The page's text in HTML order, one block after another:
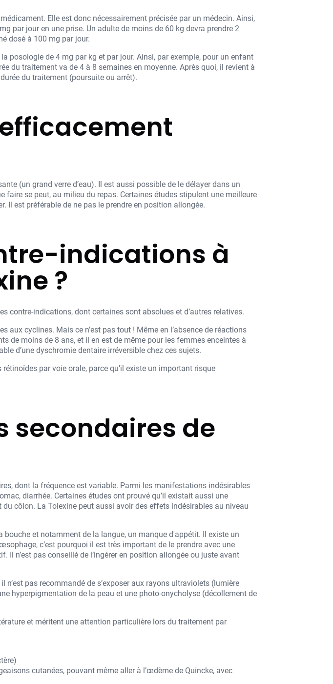
Elle est donc nécessairement précisée par un médecin. Ainsi,
par jour en une prise. Un adulte de moins de 60 kg devra prendre 2
dosé à 100 mg par jour.
posologie de 4 mg par kg et par jour. Ainsi, par exemple, pour un enfant
du traitement va de 4 à 8 semaines en moyenne. Après quoi, il revient à
du traitement (poursuite ou arrêt).
(un grand verre d’eau). Il est aussi possible de le délayer dans un
se peut, au milieu du repas. Certaines études stipulent une meilleure
Il est préférable de ne pas le prendre en position allongée.
indications à
?
contre-indications, dont certaines sont absolues et d’autres relatives.
aux cyclines. Mais ce n’est pas tout ! Même en l’absence de réactions
de moins de 8 ans, et il en est de même pour les femmes enceintes à
d’une dyschromie dentaire irréversible chez ces sujets.
par voie orale, parce qu’il existe un important risque
secondaires de
dont la fréquence est variable. Parmi les manifestations indésirables
diarrhée. Certaines études ont prouvé qu’il existait aussi une
côlon. La Tolexine peut aussi avoir des effets indésirables au niveau
et notamment de la langue, un manque d'appétit. Il existe un
c’est pourquoi il est très important de le prendre avec une
n’est pas conseillé de l’ingérer en position allongée ou juste avant
pas recommandé de s’exposer aux rayons ultraviolets (lumière
hyperpigmentation de la peau et une photo-onycholyse (décollement de
et méritent une attention particulière lors du traitement par
cutanées, pouvant même aller à l’œdème de Quincke, avec